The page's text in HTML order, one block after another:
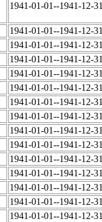
1941-01-01--1941-12-31
1941-01-01--1941-12-31
1941-01-01--1941-12-31
1941-01-01--1941-12-31
1941-01-01--1941-12-31
1941-01-01--1941-12-31
1941-01-01--1941-12-31
1941-01-01--1941-12-31
1941-01-01--1941-12-31
1941-01-01--1941-12-31
1941-01-01--1941-12-31
1941-01-01--1941-12-31
1941-01-01--1941-12-31
1941-01-01--1941-12-31
1941-01-01--1941-12-31